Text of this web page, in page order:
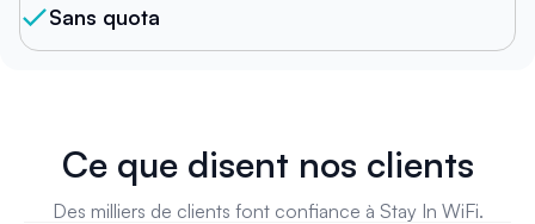
Sans quota
Ce que disent nos clients
Des milliers de clients font confiance à Stay In WiFi.